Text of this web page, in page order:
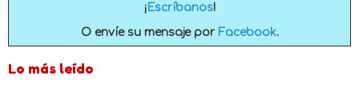
¡ Escríbanos!
O envíe su mensaje por Facebook.
Lo más leído